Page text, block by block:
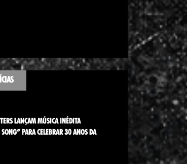
LANÇAM MÚSICA INÉDITA
SONG” PARA CELEBRAR 30 ANOS DA